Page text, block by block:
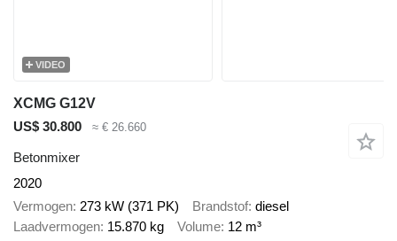
VIDEO
XCMG G12V
US$ 30.800
≈ € 26.660
Betonmixer
2020
Vermogen 273 kW (371 PK) Brandstof diesel
Laadvermogen 15.870 kg Volume 12 m³